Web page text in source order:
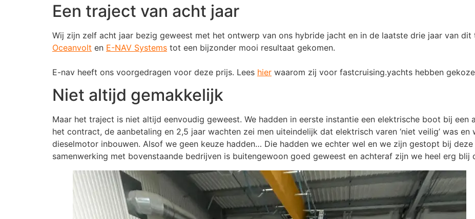
Een traject van acht jaar
Wij zijn zelf acht jaar bezig geweest met het ontwerp van ons hybride jacht en in de laatste drie jaar van
Oceanvolt en E-NAV Systems tot een bijzonder mooi resultaat gekomen.
E-nav heeft ons voorgedragen voor deze prijs. Lees hier waarom zij voor fastcruising.yachts hebben
Niet altijd gemakkelijk
Maar het traject is niet altijd eenvoudig geweest. We hadden in eerste instantie een elektrische boot bij een
het contract, de aanbetaling en 2,5 jaar wachten zei men uiteindelijk dat elektrisch varen ‘niet veilig’ was en
dieselmotor inbouwen. Alsof we geen keuze hadden… Die hadden we echter wel en we zijn gestopt bij
samenwerking met bovenstaande bedrijven is buitengewoon goed geweest en achteraf zijn we heel erg blij